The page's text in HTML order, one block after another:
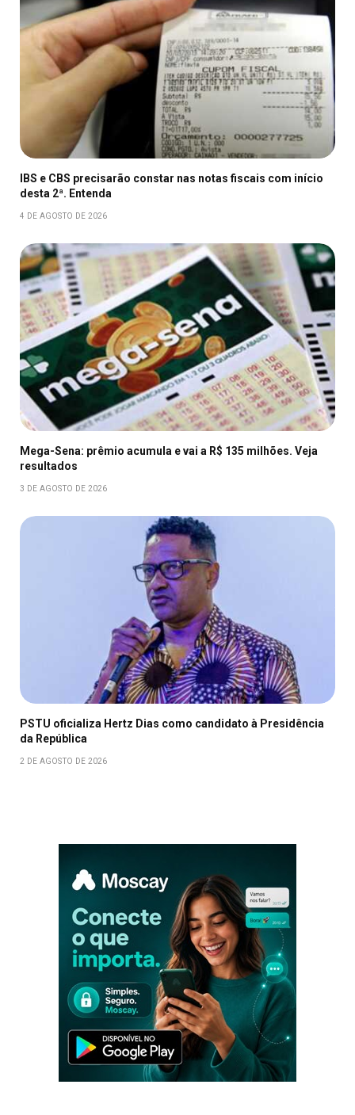
IBS e CBS precisarão constar nas notas fiscais com início
desta 2ª. Entenda
4 DE AGOSTO DE 2026
Mega-Sena: prêmio acumula e vai a R$ 135 milhões. Veja
resultados
3 DE AGOSTO DE 2026
PSTU oficializa Hertz Dias como candidato à Presidência
da República
2 DE AGOSTO DE 2026